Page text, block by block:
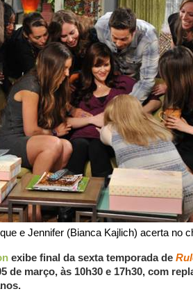
e Jennifer (Bianca Kajlich) acerta no
exibe final da sexta temporada de
de março, às 10h30 e 17h30, com